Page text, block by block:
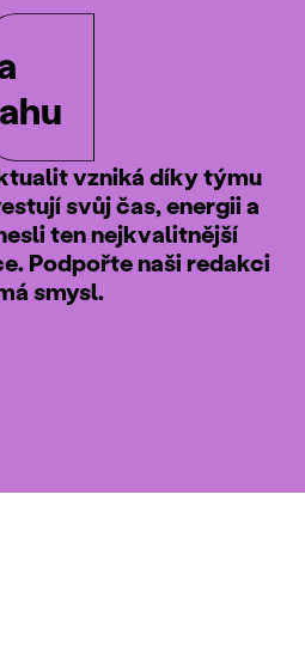
vzniká díky týmu
svůj čas, energii a
ten nejkvalitnější
Podpořte naši redakci
smysl.